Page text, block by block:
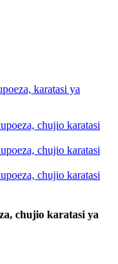
chujio karatasi ya